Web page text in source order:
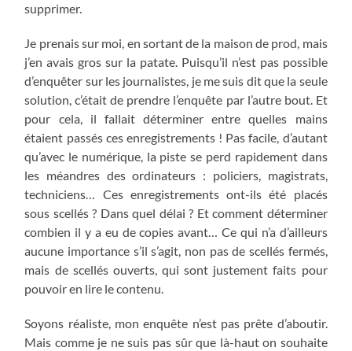
supprimer.
Je prenais sur moi, en sortant de la maison de prod, mais
j’en avais gros sur la patate. Puisqu’il n’est pas possible
d’enquêter sur les journalistes, je me suis dit que la seule
solution, c’était de prendre l’enquête par l’autre bout. Et
pour cela, il fallait déterminer entre quelles mains
étaient passés ces enregistrements ! Pas facile, d’autant
qu’avec le numérique, la piste se perd rapidement dans
les méandres des ordinateurs : policiers, magistrats,
techniciens… Ces enregistrements ont-ils été placés
sous scellés ? Dans quel délai ? Et comment déterminer
combien il y a eu de copies avant… Ce qui n’a d’ailleurs
aucune importance s’il s’agit, non pas de scellés fermés,
mais de scellés ouverts, qui sont justement faits pour
pouvoir en lire le contenu.
Soyons réaliste, mon enquête n’est pas prête d’aboutir.
Mais comme je ne suis pas sûr que là-haut on souhaite